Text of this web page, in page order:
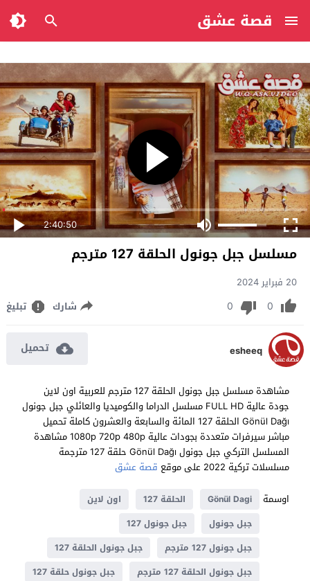
قصة عشق
2:40:50
مسلسل جبل جونول الحلقة 127 مترجم
20 فبراير 2024
0
0 شارك تبليغ
esheeq تحميل
مشاهدة مسلسل جبل جونول الحلقة 127 مترجم للعربية اون لاين
جودة عالية FULL HD مسلسل الدراما والكوميديا والعائلي جبل جونول
Gönül Dağı الحلقة 127 المائة والسابعة والعشرون كاملة تحميل
مباشر سيرفرات متعددة بجودات عالية 1080p 720p 480p مشاهدة
المسلسل التركي جبل جونول Gönül Dağı حلقة 127 مترجمة
مسلسلات تركية 2022 على موقع
قصة عشق
اوسمة
Gönül Dagi الحلقة 127
اون لاين
جبل جونول
جبل جونول 127
جبل جونول 127 مترجم
جبل جونول الحلقة 127
جبل جونول الحلقة 127 مترجم
جبل جونول حلقة 127